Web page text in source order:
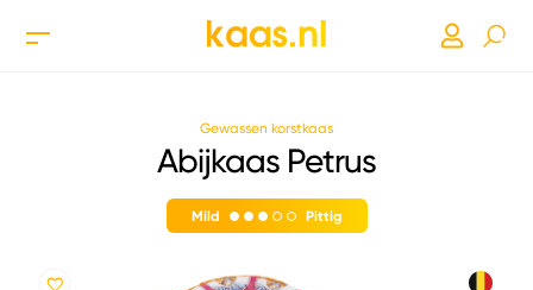
Gewassen korstkaas
Abijkaas Petrus
Mild Pittig